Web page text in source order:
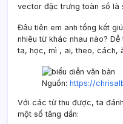
vector đặc trưng toàn số là
Đâu tiên em anh tổng kết
nhiêu từ khác nhau nào?
ta, học, mì , ai, theo, cách,
Nguồn: https://
Với các từ thu được, ta
một số tăng dần: